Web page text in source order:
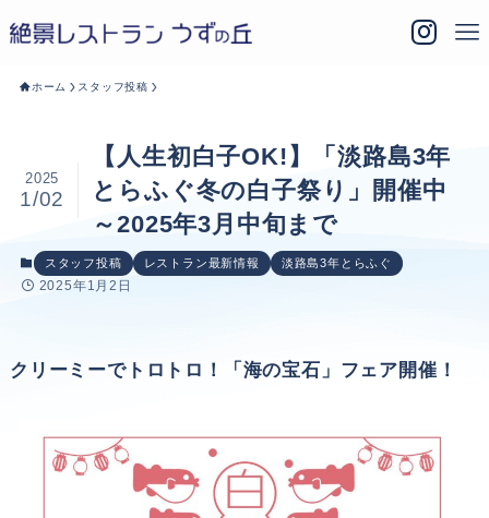
ホーム スタッフ投稿
【人生初白子OK!】「淡路島3年
とらふぐ冬の白子祭り」開催中
～2025年3月中旬まで
2025
1/02
スタッフ投稿 レストラン最新情報 淡路島3年とらふぐ
2025年1月2日
クリーミーでトロトロ！「海の宝石」フェア開催！